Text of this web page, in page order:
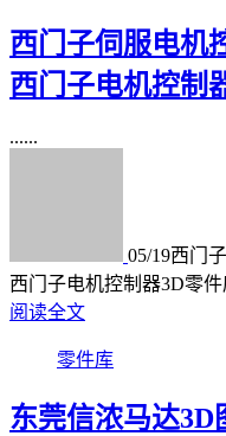
西门子伺服电机
西门子电机控制
......
05/19西门
西门子电机控制器3D零件
阅读全文
零件库
东莞信浓马达3D